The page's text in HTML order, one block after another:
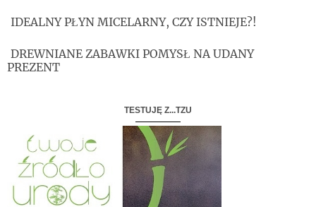
IDEALNY PŁYN MICELARNY, CZY ISTNIEJE?!
DREWNIANE ZABAWKI POMYSŁ NA UDANY
PREZENT
TESTUJĘ Z...TZU